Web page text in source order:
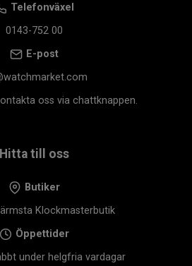
Telefonväxel
0143-752 00
E-post
oss via chattknappen.
Hitta till oss
Butiker
Klockmasterbutik
Öppettider
under helgfria vardagar